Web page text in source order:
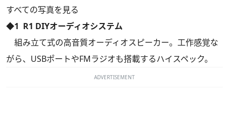
すべての写真を見る
◆1 R1 DIYオーディオシステム
組み立て式の高音質オーディオスピーカー。工作感覚な
がら、USBポートやFMラジオも搭載するハイスペック。
ADVERTISEMENT